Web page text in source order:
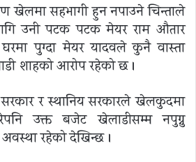
खेलमा सहभागी हुन नपाउने चिन्ताले
उनी पटक पटक मेयर राम औतार
पुग्दा मेयर यादवले कुनै वास्ता
शाहको आरोप रहेको छ ।
र स्थानिय सरकारले खेलकुदमा
उक्त बजेट खेलाडीसम्म नपुग्नु
रहेको देखिन्छ ।